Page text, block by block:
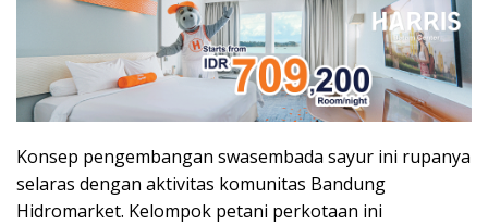
Konsep pengembangan swasembada sayur ini rupanya
selaras dengan aktivitas komunitas Bandung
Hidromarket. Kelompok petani perkotaan ini